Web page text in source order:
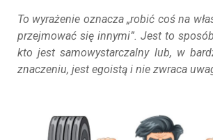
To wyrażenie oznacza „robić coś na
przejmować się innymi”. Jest to
kto jest samowystarczalny lub, w
znaczeniu, jest egoistą i nie zwraca